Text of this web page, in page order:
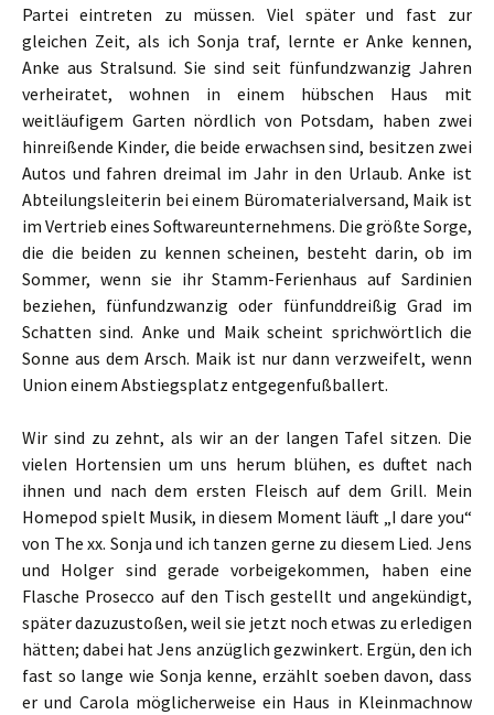
Partei eintreten zu müssen. Viel später und fast zur
gleichen Zeit, als ich Sonja traf, lernte er Anke kennen,
Anke aus Stralsund. Sie sind seit fünfundzwanzig Jahren
verheiratet, wohnen in einem hübschen Haus mit
weitläufigem Garten nördlich von Potsdam, haben zwei
hinreißende Kinder, die beide erwachsen sind, besitzen zwei
Autos und fahren dreimal im Jahr in den Urlaub. Anke ist
Abteilungsleiterin bei einem Büromaterialversand, Maik ist
im Vertrieb eines Softwareunternehmens. Die größte Sorge,
die die beiden zu kennen scheinen, besteht darin, ob im
Sommer, wenn sie ihr Stamm-Ferienhaus auf Sardinien
beziehen, fünfundzwanzig oder fünfunddreißig Grad im
Schatten sind. Anke und Maik scheint sprichwörtlich die
Sonne aus dem Arsch. Maik ist nur dann verzweifelt, wenn
Union einem Abstiegsplatz entgegenfußballert.
Wir sind zu zehnt, als wir an der langen Tafel sitzen. Die
vielen Hortensien um uns herum blühen, es duftet nach
ihnen und nach dem ersten Fleisch auf dem Grill. Mein
Homepod spielt Musik, in diesem Moment läuft „I dare you“
von The xx. Sonja und ich tanzen gerne zu diesem Lied. Jens
und Holger sind gerade vorbeigekommen, haben eine
Flasche Prosecco auf den Tisch gestellt und angekündigt,
später dazuzustoßen, weil sie jetzt noch etwas zu erledigen
hätten; dabei hat Jens anzüglich gezwinkert. Ergün, den ich
fast so lange wie Sonja kenne, erzählt soeben davon, dass
er und Carola möglicherweise ein Haus in Kleinmachnow